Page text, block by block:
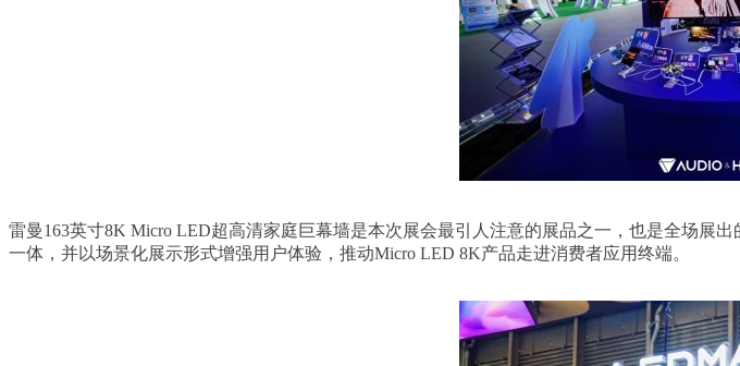
雷曼163英寸8K Micro LED超高清家庭巨幕墙是本次展会最引人注意的展品之一，也是全场展
一体，并以场景化展示形式增强用户体验，推动Micro LED 8K产品走进消费者应用终端。